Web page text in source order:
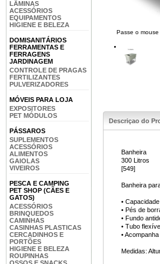
LÂMINAS
ACESSÓRIOS
EQUIPAMENTOS
HIGIENE E BELEZA
DOMISANITÁRIOS
FERRAMENTAS E
FERRAGENS
JARDINAGEM
CONTROLE DE PRAGAS
FERTILIZANTES
PULVERIZADORES
MÓVEIS PARA LOJA
EXPOSITORES
PET MÓDULOS
PÁSSAROS
SUPLEMENTOS
ACESSÓRIOS
ALIMENTOS
GAIOLAS
VIVEIROS
PESCA E CAMPING
PET SHOP (CÃES E
GATOS)
ACESSÓRIOS
BRINQUEDOS
CAMINHAS
CASINHAS PLASTICAS
CERCADINHOS E
PORTÕES
HIGIENE E BELEZA
ROUPINHAS
Passe o
Descriçao do
Banheira
300 Litros
[549]
Banheira
•
• Pés de
• Fundo
• Tubo
•
Medidas: